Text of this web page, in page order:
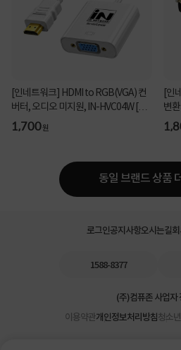
[인네트워크] HDMI to RGB(VGA) 컨
버터, 오디오 미지원, IN-HVC04W [화
이트]
1,700원
[인
변환케이블
동일 브랜드 상품
로그인공지사항오시는길
1588-8377
(주)컴퓨존 사업자
이용약관개인정보처리방침청소